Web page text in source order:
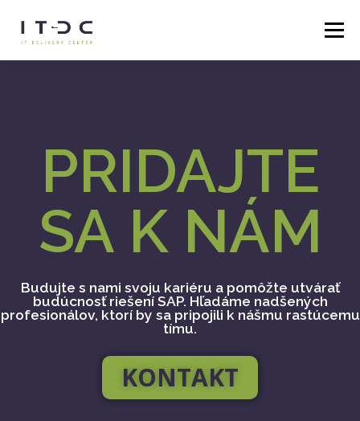
Menu
KONTAKTNÉ ÚDAJE
PRIDAJTE
SA K NÁM
Budujte s nami svoju kariéru a pomôžte utvárať
budúcnosť riešení SAP. Hľadáme nadšených
profesionálov, ktorí by sa pripojili k nášmu rastúcemu
tímu.
KONTAKT